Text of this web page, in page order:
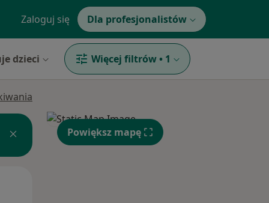
Zaloguj się Dla profesjonalistów
dzieci Więcej filtrów • 1
Powiększ mapę